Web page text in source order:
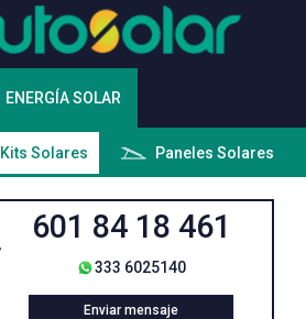
ENERGÍA SOLAR
Kits Solares Paneles Solares
601 84 18 461
333 6025140
Enviar mensaje